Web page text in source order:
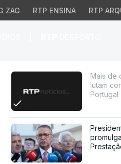
ZAG RTP ENSINA RTP
as
Mais de
lutam
Portugal